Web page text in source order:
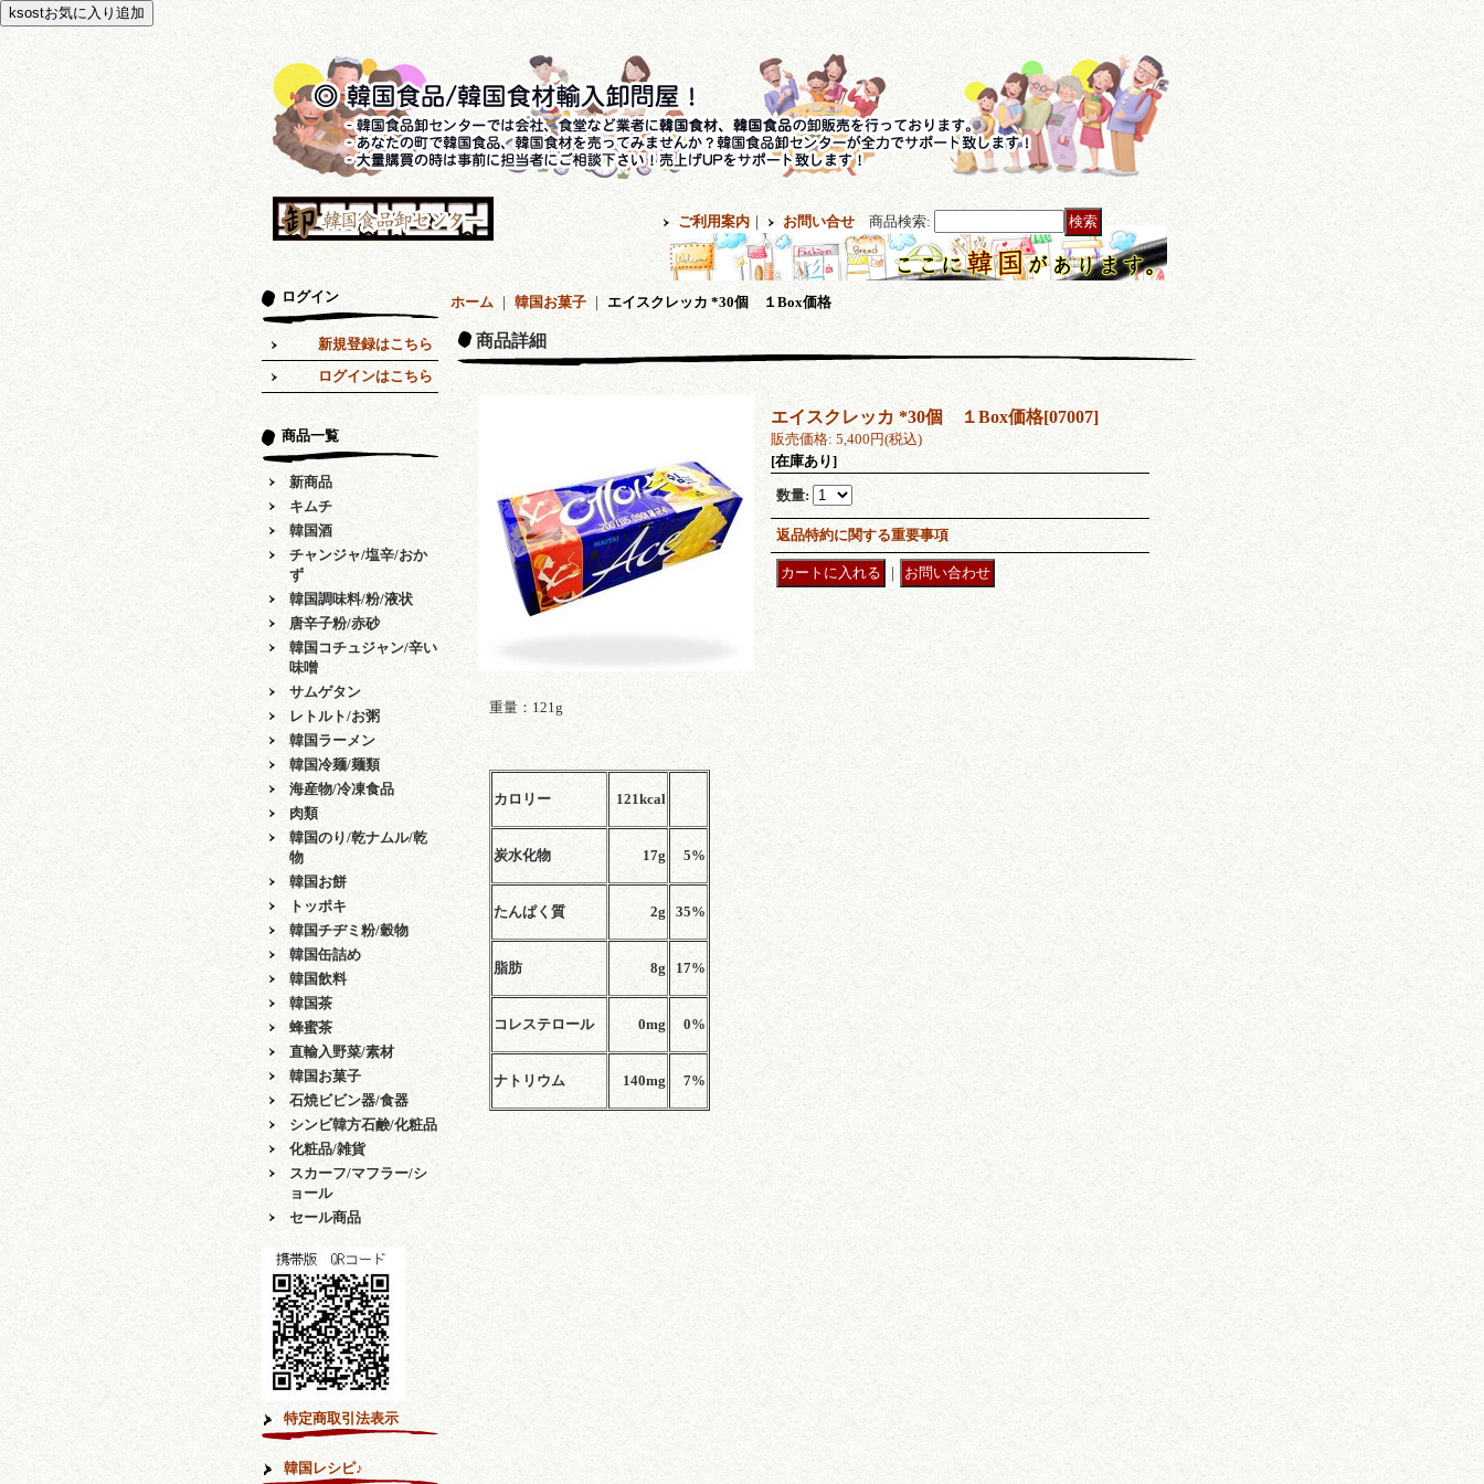
ご利用案内 ｜ お問い合せ 商品検索:
ログイン
新規登録はこちら
ログインはこちら
商品一覧
新商品
キムチ
韓国酒
チャンジャ/塩辛/おか
ず
韓国調味料/粉/液状
唐辛子粉/赤砂
韓国コチュジャン/辛い
味噌
サムゲタン
レトルト/お粥
韓国ラーメン
韓国冷麺/麺類
海産物/冷凍食品
肉類
韓国のり/乾ナムル/乾
物
韓国お餅
トッポキ
韓国チヂミ粉/穀物
韓国缶詰め
韓国飲料
韓国茶
蜂蜜茶
直輸入野菜/素材
韓国お菓子
石焼ビビン器/食器
シンビ韓方石鹸/化粧品
化粧品/雑貨
スカーフ/マフラー/シ
ョール
セール商品
特定商取引法表示
韓国レシピ♪
ホーム ｜ 韓国お菓子 ｜ エイスクレッカ *30個 １Box価格
商品詳細
エイスクレッカ *30個 １Box価格[07007]
販売価格: 5,400円(税込)
[在庫あり]
数量:
返品特約に関する重要事項
｜
重量：121g
カロリー 121kcal
炭水化物 17g 5%
たんぱく質 2g 35%
脂肪 8g 17%
コレステロール 0mg 0%
ナトリウム 140mg 7%